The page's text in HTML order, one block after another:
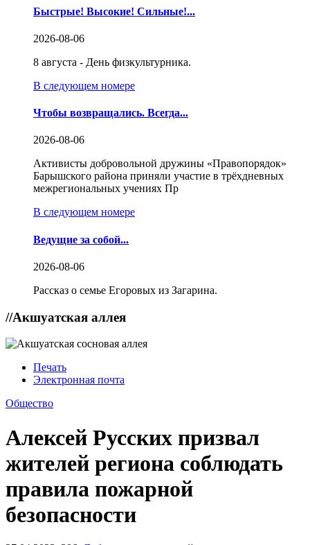
Быстрые! Высокие! Сильные!...
2026-08-06
8 августа - День физкультурника.
В следующем номере
Чтобы возвращались. Всегда...
2026-08-06
Активисты добровольной дружины «Правопорядок»
Барышского района приняли участие в трёхдневных
межрегиональных учениях Пр
В следующем номере
Ведущие за собой...
2026-08-06
Рассказ о семье Егоровых из Загарина.
//Акшуатская аллея
Печать
Электронная почта
Общество
Алексей Русских призвал
жителей региона соблюдать
правила пожарной
безопасности